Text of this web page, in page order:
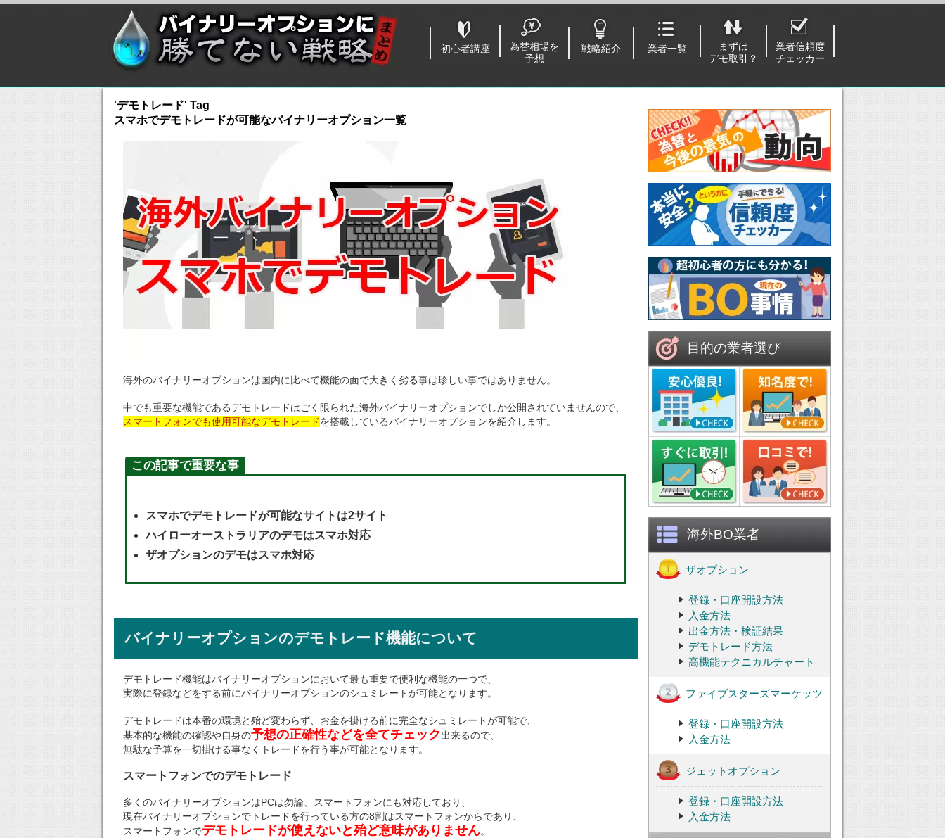
初心者講座
為替相場を
予想
戦略紹介 業者一覧
まずは
デモ取引？
業者信頼度
チェッカー
'デモトレード' Tag
スマホでデモトレードが可能なバイナリーオプション一覧
海外のバイナリーオプションは国内に比べて機能の面で大きく劣る事は珍しい事ではありません。
中でも重要な機能であるデモトレードはごく限られた海外バイナリーオプションでしか公開されていませんので、
スマートフォンでも使用可能なデモトレードを搭載しているバイナリーオプションを紹介します。
この記事で重要な事
スマホでデモトレードが可能なサイトは2サイト
ハイローオーストラリアのデモはスマホ対応
ザオプションのデモはスマホ対応
バイナリーオプションのデモトレード機能について
デモトレード機能はバイナリーオプションにおいて最も重要で便利な機能の一つで、
実際に登録などをする前にバイナリーオプションのシュミレートが可能となります。
デモトレードは本番の環境と殆ど変わらず、お金を掛ける前に完全なシュミレートが可能で、
基本的な機能の確認や自身の予想の正確性などを全てチェック出来るので、
無駄な予算を一切掛ける事なくトレードを行う事が可能となります。
スマートフォンでのデモトレード
多くのバイナリーオプションはPCは勿論、スマートフォンにも対応しており、
現在バイナリーオプションでトレードを行っている方の8割はスマートフォンからであり、
スマートフォンでデモトレードが使えないと殆ど意味がありません。
目的の業者選び
海外BO業者
ザオプション
登録・口座開設方法
入金方法
出金方法・検証結果
デモトレード方法
高機能テクニカルチャート
ファイブスターズマーケッツ
登録・口座開設方法
入金方法
ジェットオプション
登録・口座開設方法
入金方法